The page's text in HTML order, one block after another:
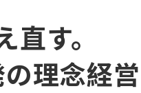
す。
理念経営